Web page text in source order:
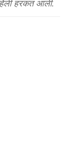
हरकत आली.